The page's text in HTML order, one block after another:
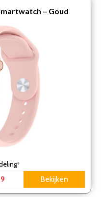
– Goud
*
Bekijken